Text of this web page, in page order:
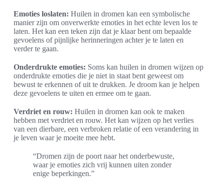
Emoties loslaten: Huilen in dromen kan een symbolische
manier zijn om onverwerkte emoties in het echte leven los te
laten. Het kan een teken zijn dat je klaar bent om bepaalde
gevoelens of pijnlijke herinneringen achter je te laten en
verder te gaan.
Onderdrukte emoties: Soms kan huilen in dromen wijzen op
onderdrukte emoties die je niet in staat bent geweest om
bewust te erkennen of uit te drukken. Je droom kan je helpen
deze gevoelens te uiten en ermee om te gaan.
Verdriet en rouw: Huilen in dromen kan ook te maken
hebben met verdriet en rouw. Het kan wijzen op het verlies
van een dierbare, een verbroken relatie of een verandering in
je leven waar je moeite mee hebt.
“Dromen zijn de poort naar het onderbewuste,
waar je emoties zich vrij kunnen uiten zonder
enige beperkingen.”